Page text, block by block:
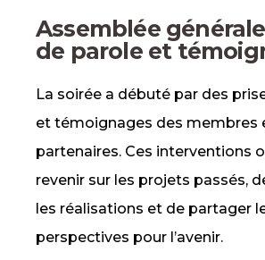
Assemblée
de parole et
La soirée a débuté par des
et témoignages des membres
partenaires. Ces interventions
revenir sur les projets passés,
les réalisations et de partager
perspectives pour l’avenir.